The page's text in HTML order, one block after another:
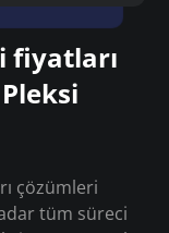
fiyatları
çözümleri
tüm süreci